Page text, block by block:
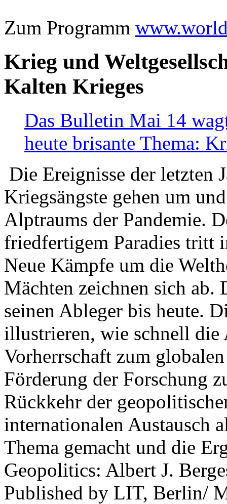
Zum Programm
Krieg und
Kalten Krieges
Das Bulletin Mai 14
heute brisante Thema:
Die Ereignisse der letzten
Kriegsängste gehen um
Alptraums der Pandemie.
friedfertigem Paradies tritt
Neue Kämpfe um die
Mächten zeichnen sich
seinen Ableger bis heute.
illustrieren, wie schnell die
Vorherrschaft zum
Förderung der Forschung
Rückkehr der
internationalen Austausch
Thema gemacht und die
Geopolitics: Albert J.
Published by LIT, Berlin/